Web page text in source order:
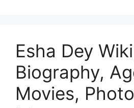
Esha Dey
Biography,
Movies,